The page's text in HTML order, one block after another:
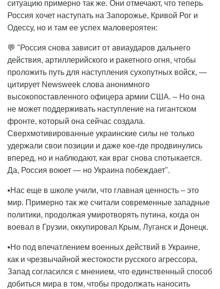
ситуацию примерно так же. Они отмечают, что теперь
Россия хочет наступать на Запорожье, Кривой Рог и
Одессу, но и там ее успех маловероятен:
💬 "Россия снова зависит от авиаударов дальнего
действия, артиллерийского и ракетного огня, чтобы
проложить путь для наступления сухопутных войск, —
цитирует Newsweek слова анонимного
высокопоставленного офицера армии США. – Но она
не может поддерживать наступление на гигантском
фронте, который она сейчас создала.
Сверхмотивированные украинские силы не только
удержали свои позиции и даже кое-где продвинулись
вперед, но и наблюдают, как враг снова спотыкается.
Да, Россия воюет — но Украина побеждает".
▪️Нас еще в школе учили, что главная ценность – это
мир. Примерно так же считали современные западные
политики, продолжая умиротворять путина, когда он
воевал в Грузии, оккупировал Крым, Луганск и Донецк.
▪️Но под впечатлением военных действий в Украине,
как и чрезвычайной жестокости русского агрессора,
Запад согласился с мнением, что единственный способ
добиться мира в том, чтобы продолжать наносить